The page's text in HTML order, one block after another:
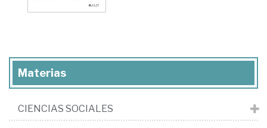
Materias
CIENCIAS SOCIALES